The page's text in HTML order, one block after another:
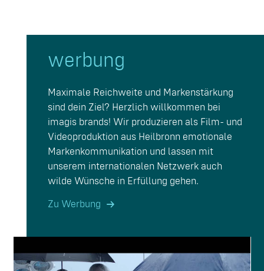
werbung
Maximale Reichweite und Markenstärkung
sind dein Ziel? Herzlich willkommen bei
imagis brands! Wir produzieren als Film- und
Videoproduktion aus Heilbronn emotionale
Markenkommunikation und lassen mit
unserem internationalen Netzwerk auch
wilde Wünsche in Erfüllung gehen.
Zu Werbung